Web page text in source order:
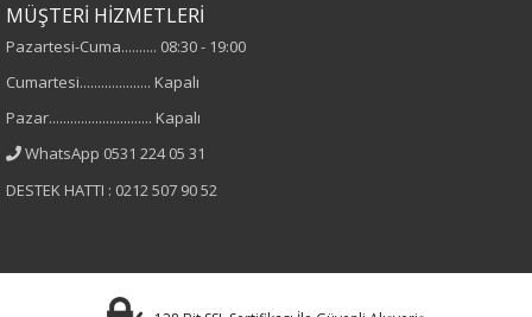
Kumaş
%100 Polyester
Yaka Tipi
V Yaka
MÜŞTERİ HİZMETLERİ
Pazartesi-Cuma.......... 08:30 - 19:00
Cumartesi.................... Kapalı
Pazar............................. Kapalı
WhatsApp 0531 224 05 31
DESTEK HATTI : 0212 507 90 52